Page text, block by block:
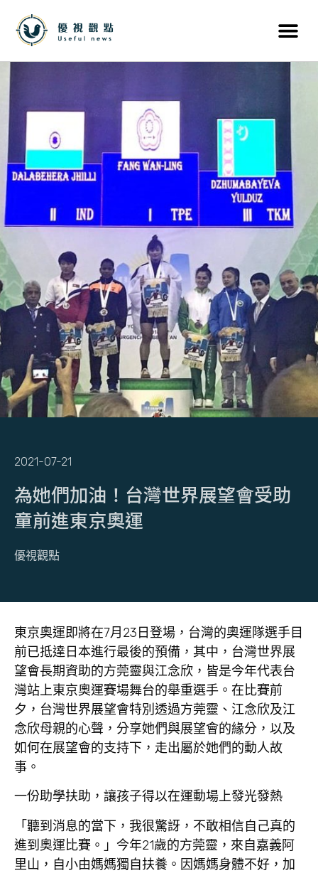
2021-07-21
為她們加油！台灣世界展望會受助
童前進東京奧運
優視觀點
東京奧運即將在7月23日登場，台灣的奧運隊選手目
前已抵達日本進行最後的預備，其中，台灣世界展
望會長期資助的方莞靈與江念欣 ，皆是今年代表台
灣站上東京奧運賽場舞台的舉重選手。在比賽前
夕，台灣世界展望會特別透過方莞靈、江念欣及江
念欣母親的心聲，分享她們與展望會的緣分，以及
如何在展望會的支持下，走出屬於她們的動人故
事。
一份助學扶助，讓孩子得以在運動場上發光發熱
「聽到消息的當下，我很驚訝，不敢相信自己真的
進到奧運比賽。」今年21歲的方莞靈，來自嘉義阿
里山，自小由媽媽獨自扶養。因媽媽身體不好，加